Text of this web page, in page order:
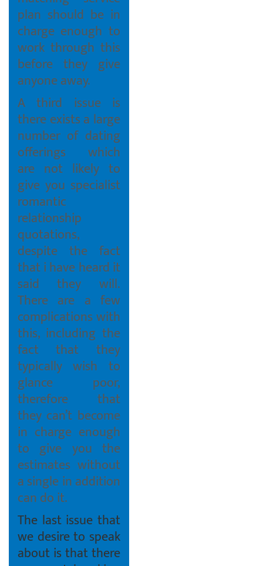
plan should be in
charge enough to
work through this
before they give
anyone away.
A third issue is
there exists a large
number of dating
offerings which
are not likely to
give you specialist
romantic
relationship
quotations,
despite the fact
that i have heard it
said they will.
There are a few
complications with
this, including the
fact that they
typically wish to
glance poor,
therefore that
they can’t become
in charge enough
to give you the
estimates without
a single in addition
can do it.
The last issue that
we desire to speak
about is that there